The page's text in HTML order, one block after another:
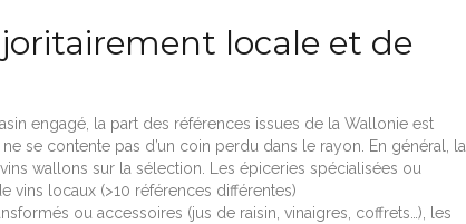
locale et de
engagé, la part des références issues de la Wallonie est
se contente pas d’un coin perdu dans le rayon. En général, la
wallons sur la sélection. Les épiceries spécialisées ou
vins locaux (>10 références différentes)
ou accessoires (jus de raisin, vinaigres, coffrets…), les